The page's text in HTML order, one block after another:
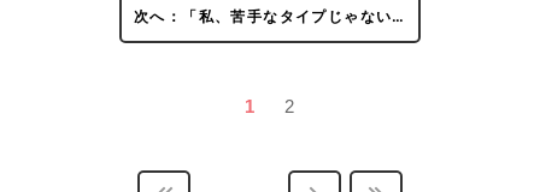
次へ：「私、苦手なタイプじゃない…
1 2